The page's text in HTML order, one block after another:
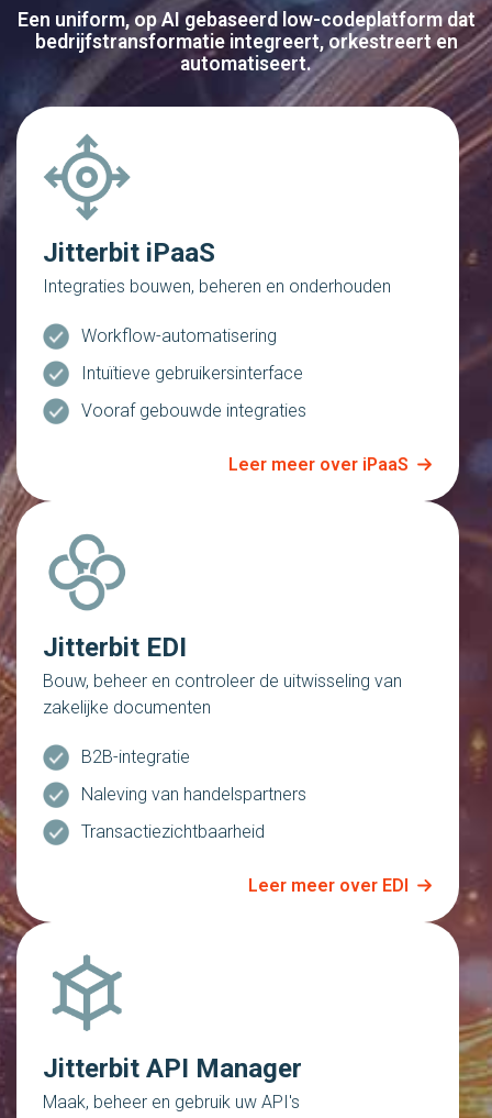
Een uniform, op AI gebaseerd low-codeplatform dat
bedrijfstransformatie integreert, orkestreert en
automatiseert.
Jitterbit iPaaS
Integraties bouwen, beheren en onderhouden
Workflow-automatisering
Intuïtieve gebruikersinterface
Vooraf gebouwde integraties
Leer meer over iPaaS
Jitterbit EDI
Bouw, beheer en controleer de uitwisseling van
zakelijke documenten
B2B-integratie
Naleving van handelspartners
Transactiezichtbaarheid
Leer meer over EDI
Jitterbit API Manager
Maak, beheer en gebruik uw API's